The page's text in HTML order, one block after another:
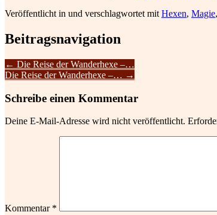
Veröffentlicht in und verschlagwortet mit Hexen, Magie,
Beitragsnavigation
← Die Reise der Wanderhexe –…
Die Reise der Wanderhexe –… →
Schreibe einen Kommentar
Deine E-Mail-Adresse wird nicht veröffentlicht.
Kommentar *